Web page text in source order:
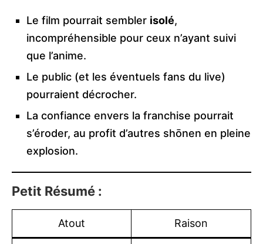
Le film pourrait sembler isolé,
incompréhensible pour ceux n’ayant suivi
que l’anime.
Le public (et les éventuels fans du live)
pourraient décrocher.
La confiance envers la franchise pourrait
s’éroder, au profit d’autres shōnen en pleine
explosion.
Petit Résumé :
Atout Raison